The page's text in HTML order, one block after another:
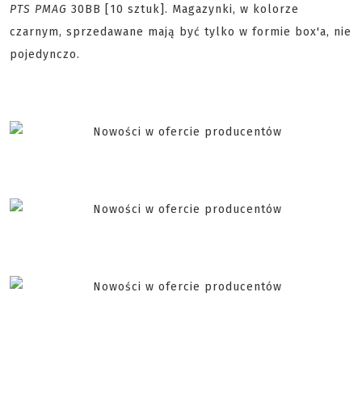
PTS PMAG 30BB [10 sztuk]. Magazynki, w kolorze
czarnym, sprzedawane mają być tylko w formie box'a, nie
pojedynczo.